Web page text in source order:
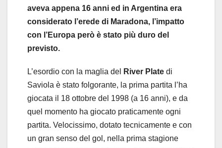
aveva appena 16 anni ed in Argentina era
considerato l’erede di Maradona, l’impatto
con l’Europa però è stato più duro del
previsto.
L’esordio con la maglia del River Plate di
Saviola è stato folgorante, la prima partita l’ha
giocata il 18 ottobre del 1998 (a 16 anni), e da
quel momento ha giocato praticamente ogni
partita. Velocissimo, dotato tecnicamente e con
un gran senso del gol, nella prima stagione